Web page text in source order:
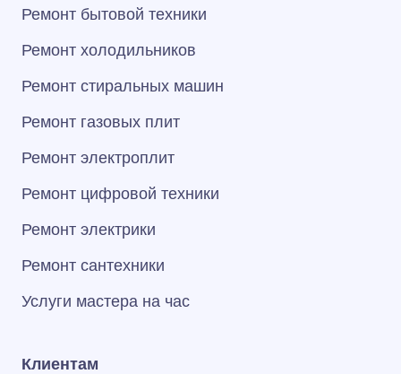
Ремонт бытовой техники
Ремонт холодильников
Ремонт стиральных машин
Ремонт газовых плит
Ремонт электроплит
Ремонт цифровой техники
Ремонт электрики
Ремонт сантехники
Услуги мастера на час
Клиентам